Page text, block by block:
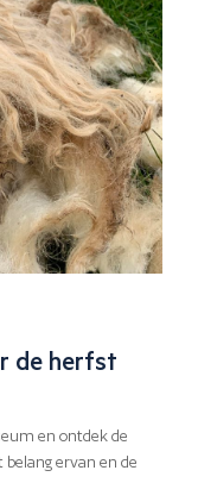
de herfst
en ontdek de
ervan en de